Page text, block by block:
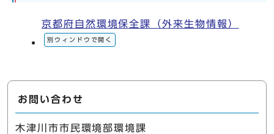
京都府自然環境保全課（外来生物情報）
別ウィンドウで開く
お問い合わせ
木津川市市民環境部環境課